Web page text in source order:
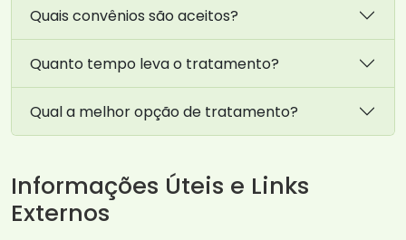
Quais convênios são aceitos?
Quanto tempo leva o tratamento?
Qual a melhor opção de tratamento?
Informações Úteis e Links
Externos